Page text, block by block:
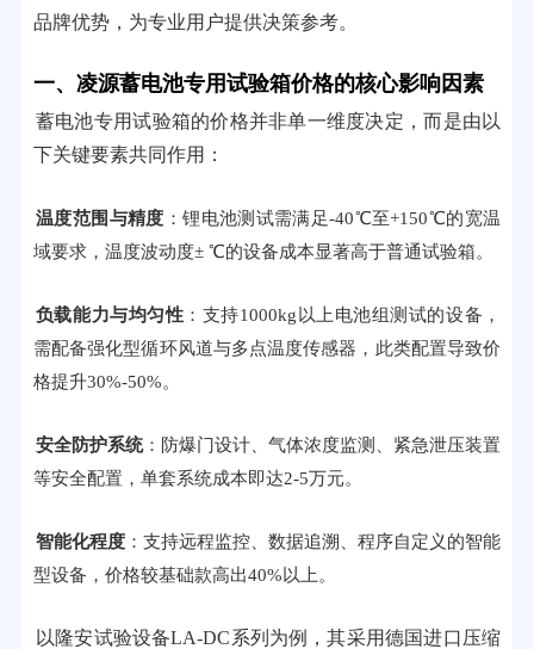
品牌优势，为专业用户提供决策参考。
一、凌源蓄电池专用试验箱价格的核心影响因素
蓄电池专用试验箱的价格并非单一维度决定，而是由以
下关键要素共同作用：
温度范围与精度 ：锂电池测试需满足-40℃至+150℃的宽温
域要求，温度波动度± ℃的设备成本显著高于普通试验箱。
负载能力与均匀性 ：支持1000kg以上电池组测试的设备，
需配备强化型循环风道与多点温度传感器，此类配置导致价
格提升30%-50%。
安全防护系统：防爆门设计、气体浓度监测、紧急泄压装置
等安全配置，单套系统成本即达2-5万元。
智能化程度：支持远程监控、数据追溯、程序自定义的智能
型设备，价格较基础款高出40%以上。
以隆安试验设备LA-DC系列为例，其采用德国进口压缩